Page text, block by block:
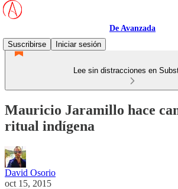
De Avanzada
Suscribirse
Iniciar sesión
Lee sin distracciones en
Mauricio Jaramillo hace
ritual indígena
David Osorio
oct 15, 2015